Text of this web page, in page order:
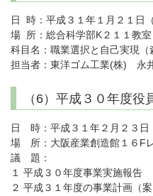
日 時：平成３１年１月２１日
場 所：総合科学部K２１１教室
科目名：職業選択と自己実現（
担当者：東洋ゴム工業(株) 永
（6）平成３０年度役
日 時：平成３１年２月２３日
場 所：大阪産業創造館１６F
議 題：
１ 平成３０年度事業実施報告
２ 平成３１年度の事業計画（